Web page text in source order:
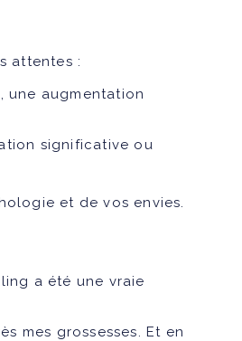
attentes :
une augmentation
significative ou
et de vos envies.
a été une vraie
mes grossesses. Et en